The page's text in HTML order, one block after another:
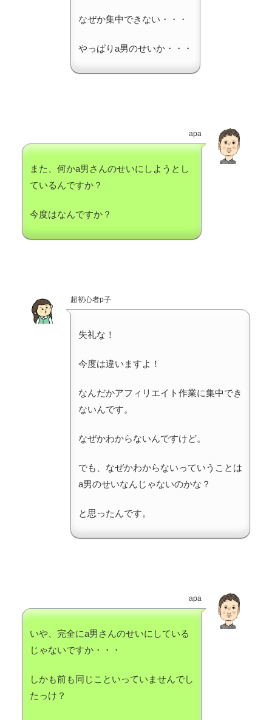
なぜか集中できない・・・
やっぱりa男のせいか・・・
apa
また、何かa男さんのせいにしようとし
ているんですか？
今度はなんですか？
超初心者p子
失礼な！
今度は違いますよ！
なんだかアフィリエイト作業に集中でき
ないんです。
なぜかわからないんですけど。
でも、なぜかわからないっていうことは
a男のせいなんじゃないのかな？
と思ったんです。
apa
いや、完全にa男さんのせいにしている
じゃないですか・・・
しかも前も同じこといっていませんでし
たっけ？